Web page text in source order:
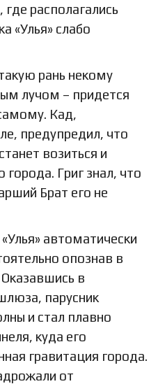
располагались
«Улья» слабо
рань некому
лучом – придется
Кад,
предупредил, что
возиться и
города. Григ знал, что
Брат его не
автоматически
опознав в
в
парусник
и стал плавно
куда его
гравитация города.
от